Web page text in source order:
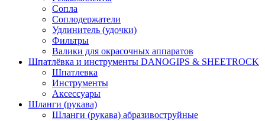
Сопла
Соплодержатели
Удлинитель (удочки)
Фильтры
Валики для окрасочных аппаратов
Шпатлёвка и инструменты DANOGIPS & SHEETROCK
Шпатлевка
Инструменты
Аксессуары
Шланги (рукава)
Шланги (рукава) абразивоструйные